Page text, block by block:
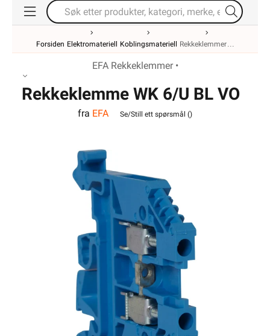
Forsiden Elektromateriell Koblingsmateriell Rekkeklemmer
EFA Rekkeklemmer •
Rekkeklemme WK 6/U BL VO
fra EFA Se/Still ett spørsmål ()